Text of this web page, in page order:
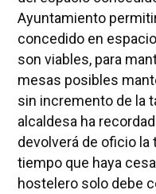
Ayuntamiento
concedido en
son viables, para
mesas posibles
sin incremento de la
alcaldesa ha
devolverá de oficio la
tiempo que haya
hostelero solo debe